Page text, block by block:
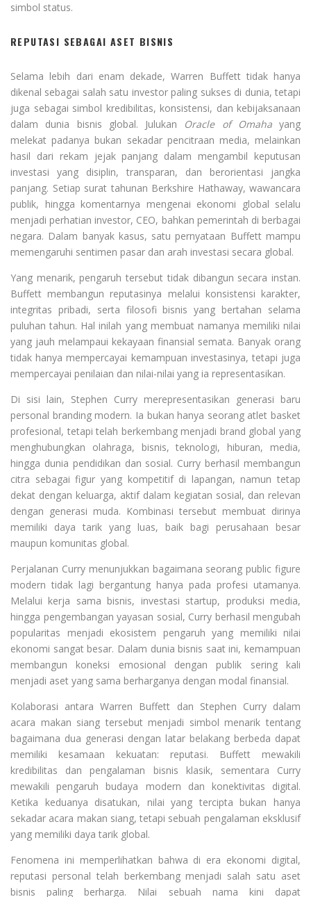
simbol status.
REPUTASI SEBAGAI ASET BISNIS
Selama lebih dari enam dekade, Warren Buffett tidak hanya
dikenal sebagai salah satu investor paling sukses di dunia, tetapi
juga sebagai simbol kredibilitas, konsistensi, dan kebijaksanaan
dalam dunia bisnis global. Julukan Oracle of Omahayang
melekat padanya bukan sekadar pencitraan media, melainkan
hasil dari rekam jejak panjang dalam mengambil keputusan
investasi yang disiplin, transparan, dan berorientasi jangka
panjang. Setiap surat tahunan Berkshire Hathaway, wawancara
publik, hingga komentarnya mengenai ekonomi global selalu
menjadi perhatian investor, CEO, bahkan pemerintah di berbagai
negara. Dalam banyak kasus, satu pernyataan Buffett mampu
memengaruhi sentimen pasar dan arah investasi secara global.
Yang menarik, pengaruh tersebut tidak dibangun secara instan.
Buffett membangun reputasinya melalui konsistensi karakter,
integritas pribadi, serta filosofi bisnis yang bertahan selama
puluhan tahun. Hal inilah yang membuat namanya memiliki nilai
yang jauh melampaui kekayaan finansial semata. Banyak orang
tidak hanya mempercayai kemampuan investasinya, tetapi juga
mempercayai penilaian dan nilai-nilai yang ia representasikan.
Di sisi lain, Stephen Curry merepresentasikan generasi baru
personal branding modern. Ia bukan hanya seorang atlet basket
profesional, tetapi telah berkembang menjadi brand global yang
menghubungkan olahraga, bisnis, teknologi, hiburan, media,
hingga dunia pendidikan dan sosial. Curry berhasil membangun
citra sebagai figur yang kompetitif di lapangan, namun tetap
dekat dengan keluarga, aktif dalam kegiatan sosial, dan relevan
dengan generasi muda. Kombinasi tersebut membuat dirinya
memiliki daya tarik yang luas, baik bagi perusahaan besar
maupun komunitas global.
Perjalanan Curry menunjukkan bagaimana seorang public figure
modern tidak lagi bergantung hanya pada profesi utamanya.
Melalui kerja sama bisnis, investasi startup, produksi media,
hingga pengembangan yayasan sosial, Curry berhasil mengubah
popularitas menjadi ekosistem pengaruh yang memiliki nilai
ekonomi sangat besar. Dalam dunia bisnis saat ini, kemampuan
membangun koneksi emosional dengan publik sering kali
menjadi aset yang sama berharganya dengan modal finansial.
Kolaborasi antara Warren Buffett dan Stephen Curry dalam
acara makan siang tersebut menjadi simbol menarik tentang
bagaimana dua generasi dengan latar belakang berbeda dapat
memiliki kesamaan kekuatan: reputasi. Buffett mewakili
kredibilitas dan pengalaman bisnis klasik, sementara Curry
mewakili pengaruh budaya modern dan konektivitas digital.
Ketika keduanya disatukan, nilai yang tercipta bukan hanya
sekadar acara makan siang, tetapi sebuah pengalaman eksklusif
yang memiliki daya tarik global.
Fenomena ini memperlihatkan bahwa di era ekonomi digital,
reputasi personal telah berkembang menjadi salah satu aset
bisnis paling berharga. Nilai sebuah nama kini dapat